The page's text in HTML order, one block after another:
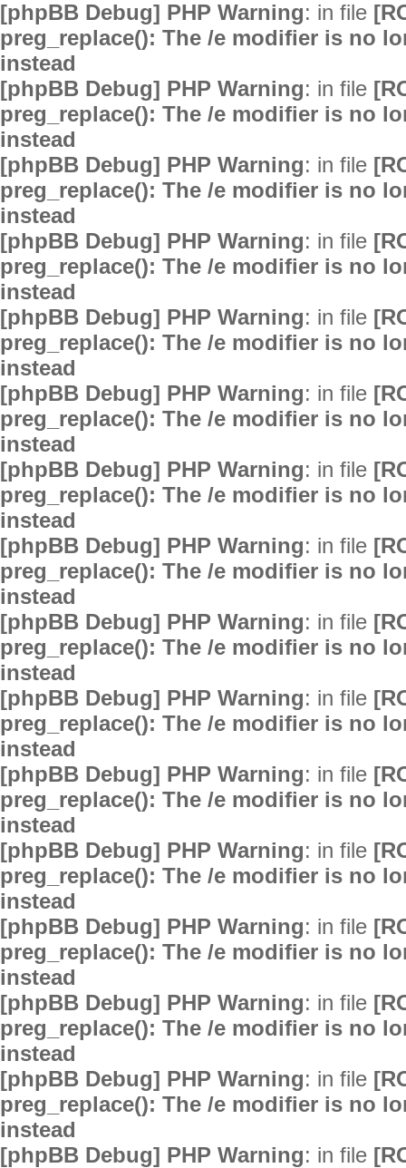
[phpBB Debug] PHP Warning: in file
preg_replace(): The /e modifier is no
instead
[phpBB Debug] PHP Warning: in file
preg_replace(): The /e modifier is no
instead
[phpBB Debug] PHP Warning: in file
preg_replace(): The /e modifier is no
instead
[phpBB Debug] PHP Warning: in file
preg_replace(): The /e modifier is no
instead
[phpBB Debug] PHP Warning: in file
preg_replace(): The /e modifier is no
instead
[phpBB Debug] PHP Warning: in file
preg_replace(): The /e modifier is no
instead
[phpBB Debug] PHP Warning: in file
preg_replace(): The /e modifier is no
instead
[phpBB Debug] PHP Warning: in file
preg_replace(): The /e modifier is no
instead
[phpBB Debug] PHP Warning: in file
preg_replace(): The /e modifier is no
instead
[phpBB Debug] PHP Warning: in file
preg_replace(): The /e modifier is no
instead
[phpBB Debug] PHP Warning: in file
preg_replace(): The /e modifier is no
instead
[phpBB Debug] PHP Warning: in file
preg_replace(): The /e modifier is no
instead
[phpBB Debug] PHP Warning: in file
preg_replace(): The /e modifier is no
instead
[phpBB Debug] PHP Warning: in file
preg_replace(): The /e modifier is no
instead
[phpBB Debug] PHP Warning: in file
preg_replace(): The /e modifier is no
instead
[phpBB Debug] PHP Warning: in file